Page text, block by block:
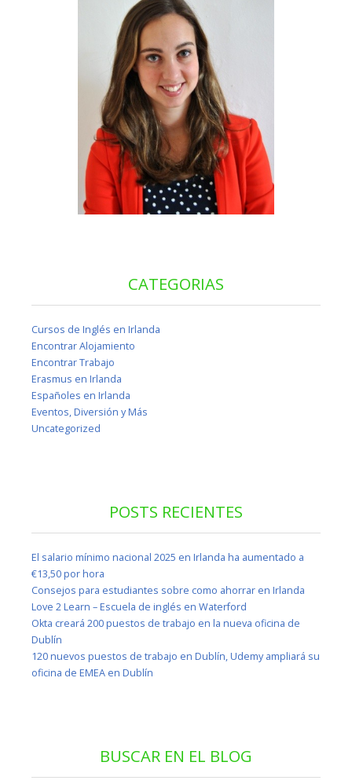
CATEGORIAS
Cursos de Inglés en Irlanda
Encontrar Alojamiento
Encontrar Trabajo
Erasmus en Irlanda
Españoles en Irlanda
Eventos, Diversión y Más
Uncategorized
POSTS RECIENTES
El salario mínimo nacional 2025 en Irlanda ha aumentado a
€13,50 por hora
Consejos para estudiantes sobre como ahorrar en Irlanda
Love 2 Learn – Escuela de inglés en Waterford
Okta creará 200 puestos de trabajo en la nueva oficina de
Dublín
120 nuevos puestos de trabajo en Dublín, Udemy ampliará su
oficina de EMEA en Dublín
BUSCAR EN EL BLOG